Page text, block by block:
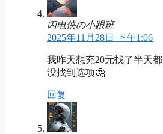
闪电侠の小跟班
2025年11月28日 下午1:06
我昨天想充20元找了半天都
没找到选项🤔
回复